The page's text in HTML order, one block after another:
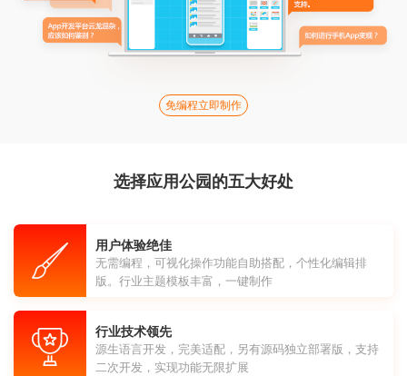
免编程立即制作
选择应用公园的五大好处
用户体验绝佳
无需编程，可视化操作功能自助搭配，个性化编辑排
版。行业主题模板丰富，一键制作
行业技术领先
源生语言开发，完美适配，另有源码独立部署版，支持
二次开发，实现功能无限扩展